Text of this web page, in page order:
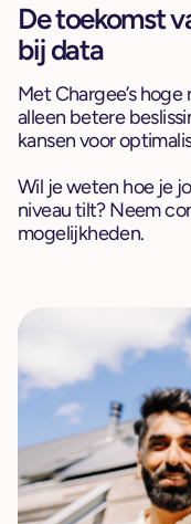
De toekomst
bij data
Met Chargee’s
alleen betere
kansen voor
Wil je weten hoe je
niveau tilt? Neem
mogelijkheden.